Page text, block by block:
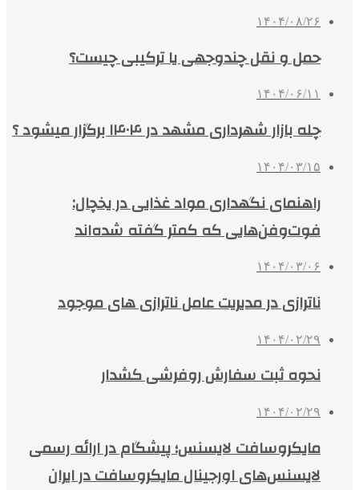
۱۴۰۴/۰۸/۲۶
حمل و نقل چندوجهی یا ترکیبی چیست؟
۱۴۰۴/۰۶/۱۱
چله بازار شهرداری مشهد در ۱۴۰۴ برگزار میشود ؟
۱۴۰۴/۰۳/۱۵
راهنمای نگهداری مواد غذایی در یخچال:
فوت‌وفن‌هایی که کمتر گفته شده‌اند
۱۴۰۴/۰۳/۰۶
ناترازی در مدیریت عامل ناترازی های موجود
۱۴۰۴/۰۲/۲۹
نحوه ثبت سفارش روفرشی کشدار
۱۴۰۴/۰۲/۲۹
مایکروسافت لایسنس؛ پیشگام در ارائه رسمی
لایسنس‌های اورجینال مایکروسافت در ایران